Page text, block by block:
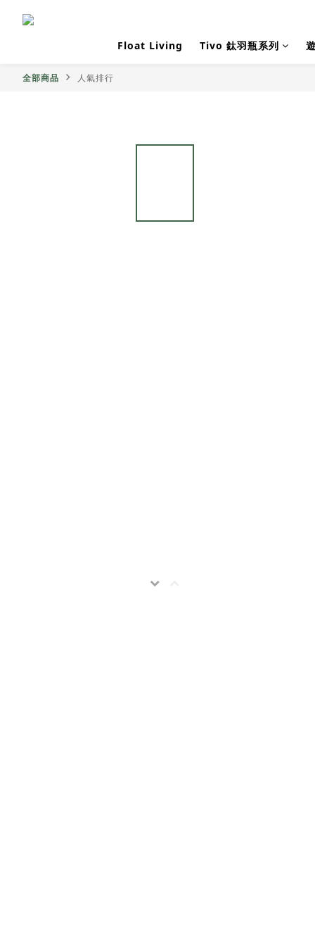
Float Living Tivo 鈦羽瓶系列
全部商品 人氣排行